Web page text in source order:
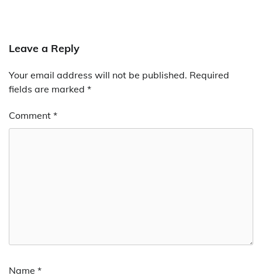
Leave a Reply
Your email address will not be published. Required
fields are marked *
Comment *
Name *